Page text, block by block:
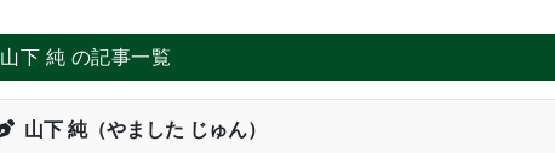
山下 純 の記事一覧
山下 純（やました じゅん）